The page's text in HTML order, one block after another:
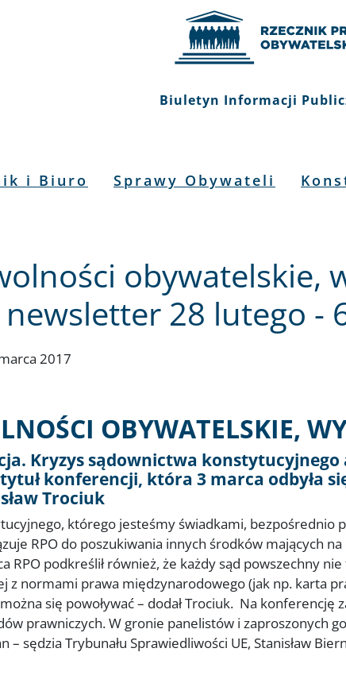
Biuletyn Informacji
i Biuro Sprawy Obywateli
obywatelskie,
newsletter 28 lutego -
2017
OBYWATELSKIE,
Kryzys sądownictwa
konferencji, która 3 marca odbyła
Trociuk
którego jesteśmy świadkami, bezpośrednio
RPO do poszukiwania innych środków mających
RPO podkreślił również, że każdy sąd powszechny
z normami prawa międzynarodowego (jak np. karta
się powoływać – dodał Trociuk. Na konferencję
prawniczych. W gronie panelistów i zaproszonych
– sędzia Trybunału Sprawiedliwości UE, Stanisław